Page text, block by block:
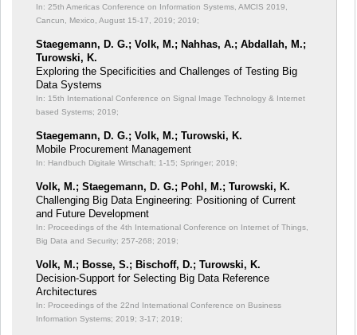
In: 25th Americas Conference on Information Systems, AMCIS 2019,
Cancun, Mexico, August 15-17, 2019; 2019;
Staegemann, D. G.; Volk, M.; Nahhas, A.; Abdallah, M.;
Turowski, K.
Exploring the Specificities and Challenges of Testing Big
Data Systems
In: 15th International Conference on Signal Image Technology & Internet
based Systems; 2019;
Staegemann, D. G.; Volk, M.; Turowski, K.
Mobile Procurement Management
In: Handbuch Digitale Wirtschaft; 1-15; Springer; 2019;
Volk, M.; Staegemann, D. G.; Pohl, M.; Turowski, K.
Challenging Big Data Engineering: Positioning of Current
and Future Development
In: Proceedings of the 4th International Conference on Internet of Things,
Big Data and Security; 257-268; 2019;
Volk, M.; Bosse, S.; Bischoff, D.; Turowski, K.
Decision-Support for Selecting Big Data Reference
Architectures
In: Proceedings of the 22nd International Conference on Business
Information Systems; 2019; 3-17; 2019;